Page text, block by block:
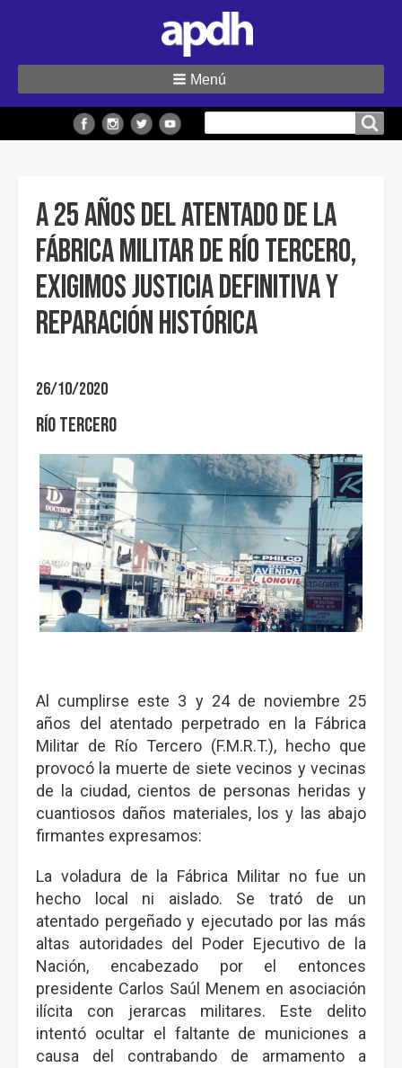
sitio
Menú
A 25 años del atentado de la
Fábrica Militar de Río Tercero,
exigimos Justicia definitiva y
reparación histórica
26/10/2020
Río Tercero
Al cumplirse este 3 y 24 de noviembre 25
años del atentado perpetrado en la Fábrica
Militar de Río Tercero (F.M.R.T.), hecho que
provocó la muerte de siete vecinos y vecinas
de la ciudad, cientos de personas heridas y
cuantiosos daños materiales, los y las abajo
firmantes expresamos:
La voladura de la Fábrica Militar no fue un
hecho local ni aislado. Se trató de un
atentado pergeñado y ejecutado por las más
altas autoridades del Poder Ejecutivo de la
Nación, encabezado por el entonces
presidente Carlos Saúl Menem en asociación
ilícita con jerarcas militares. Este delito
intentó ocultar el faltante de municiones a
causa del contrabando de armamento a